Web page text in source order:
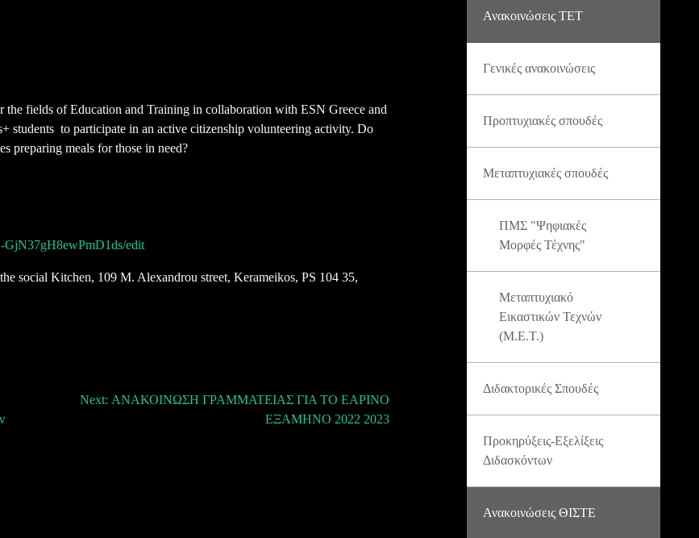
fields of Education and Training in collaboration with ESN Greece and
students to participate in an active citizenship volunteering activity. Do
preparing meals for those in need?
GjN37gH8ewPmD1ds/edit
social Kitchen, 109 M. Alexandrou street, Kerameikos, PS 104 35,
Next: ΑΝΑΚΟΙΝΩΣΗ ΓΡΑΜΜΑΤΕΙΑΣ ΓΙΑ ΤΟ ΕΑΡΙΝΟ
ΕΞΑΜΗΝΟ 2022 2023
Ανακοινώσεις ΤΕΤ
Γενικές ανακοινώσεις
Προπτυχιακές σπουδές
Μεταπτυχιακές σπουδές
ΠΜΣ "Ψηφιακές
Μορφές Τέχνης"
Μεταπτυχιακό
Εικαστικών Τεχνών
(Μ.Ε.Τ.)
Διδακτορικές Σπουδές
Προκηρύξεις-Εξελίξεις
Διδασκόντων
Ανακοινώσεις ΘΙΣΤΕ